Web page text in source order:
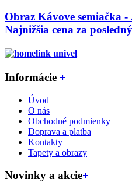
Obraz Kávove semiačka -
Najnižšia cena za
Informácie +
Úvod
O nás
Obchodné podmienky
Doprava a platba
Kontakty
Tapety a obrazy
Novinky a akcie+